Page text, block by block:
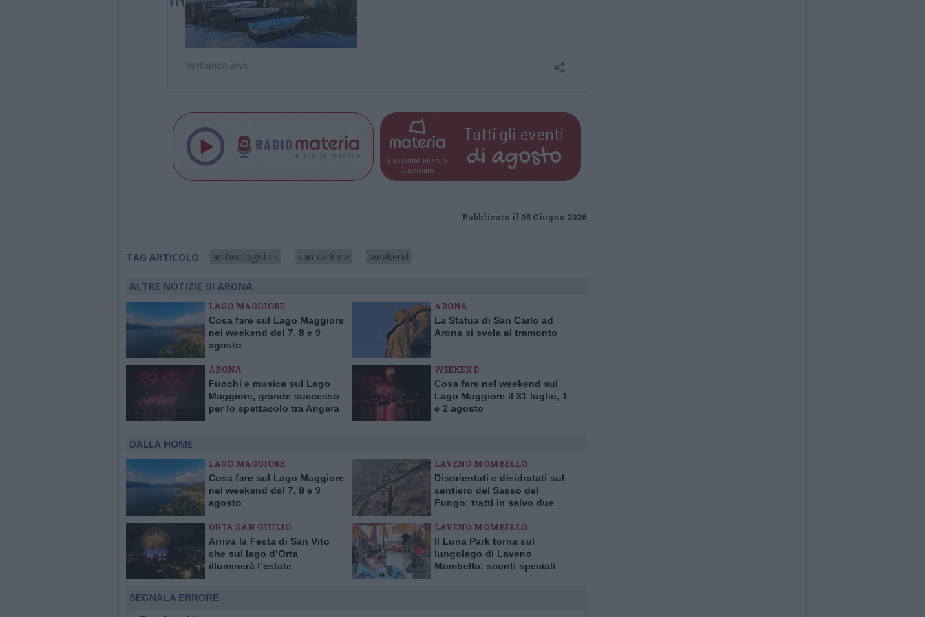
Via Confalonieri, 5
Castronno
Tutti gli eventi
di agosto
Pubblicato il 05 Giugno 2026
TAG ARTICOLO archeologistics san carlone weekend
ALTRE NOTIZIE DI ARONA
LAGO MAGGIORE
Cosa fare sul Lago Maggiore
nel weekend del 7, 8 e 9
agosto
ARONA
La Statua di San Carlo ad
Arona si svela al tramonto
ARONA
Fuochi e musica sul Lago
Maggiore, grande successo
per lo spettacolo tra Angera
WEEKEND
Cosa fare nel weekend sul
Lago Maggiore il 31 luglio, 1
e 2 agosto
DALLA HOME
LAGO MAGGIORE
Cosa fare sul Lago Maggiore
nel weekend del 7, 8 e 9
agosto
LAVENO MOMBELLO
Disorientati e disidratati sul
sentiero del Sasso del
Fungo: tratti in salvo due
ORTA SAN GIULIO
Arriva la Festa di San Vito
che sul lago d’Orta
illuminerà l’estate
LAVENO MOMBELLO
Il Luna Park torna sul
lungolago di Laveno
Mombello: sconti speciali
SEGNALA ERRORE